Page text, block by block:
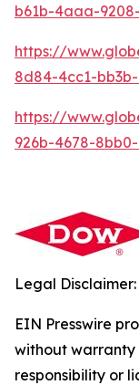
b61b-4aaa-
https://
8d84-4cc1-
https://
926b-4678-
Legal Disclaimer:
EIN Presswire
without warranty
responsibility or